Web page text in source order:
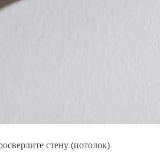
стену (потолок)